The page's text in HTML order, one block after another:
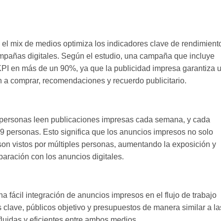
mix de medios optimiza los indicadores clave de
digitales. Según el estudio, una campaña que incluye
en más de un 90%, ya que la publicidad impresa garantiza
comprar, recomendaciones y recuerdo publicitario.
leen publicaciones impresas cada semana, y cada
personas. Esto significa que los anuncios impresos no solo
vistos por múltiples personas, aumentando la exposición y
con los anuncios digitales.
fácil integración de anuncios impresos en el flujo de trabajo
públicos objetivo y presupuestos de manera similar a